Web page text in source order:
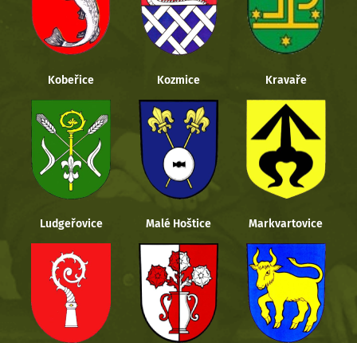
Kobeřice Kozmice Kravaře
Ludgeřovice Malé Hoštice Markvartovice